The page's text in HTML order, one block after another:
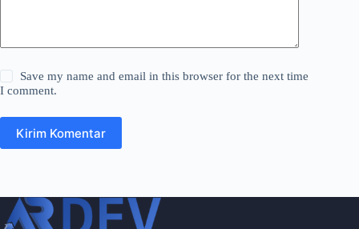
Save my name and email in this browser for the next time
I comment.
Kirim Komentar